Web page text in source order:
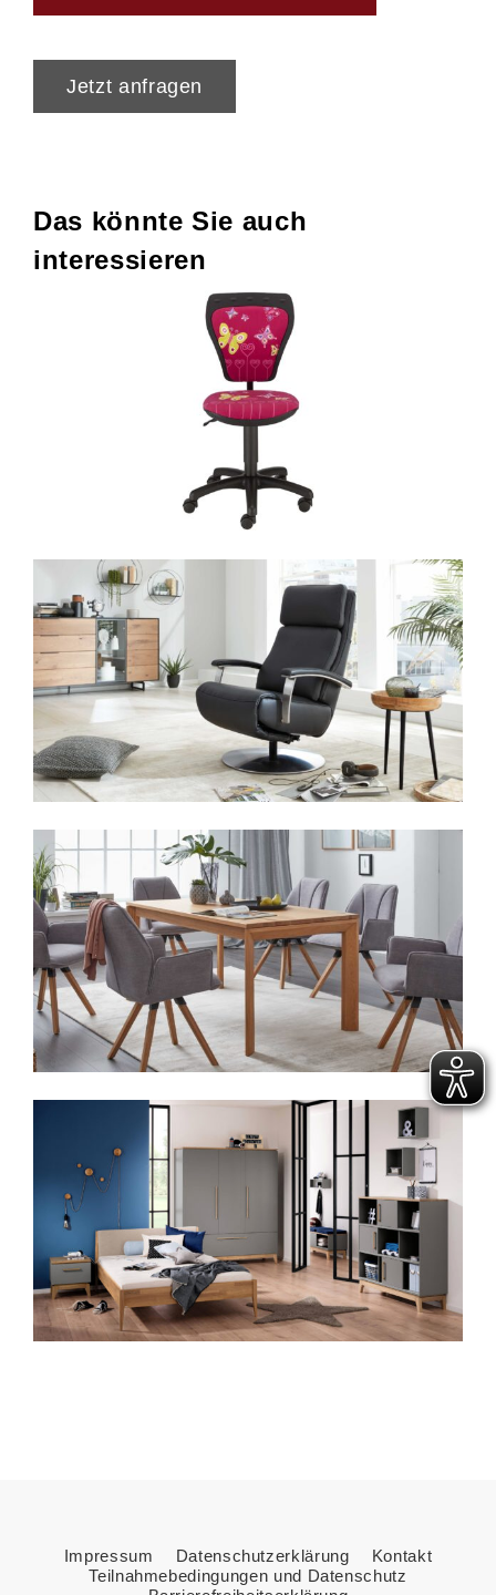
Jetzt anfragen
Das könnte Sie auch
interessieren
Impressum Datenschutzerklärung
Kontakt
Teilnahmebedingungen und Datenschutz